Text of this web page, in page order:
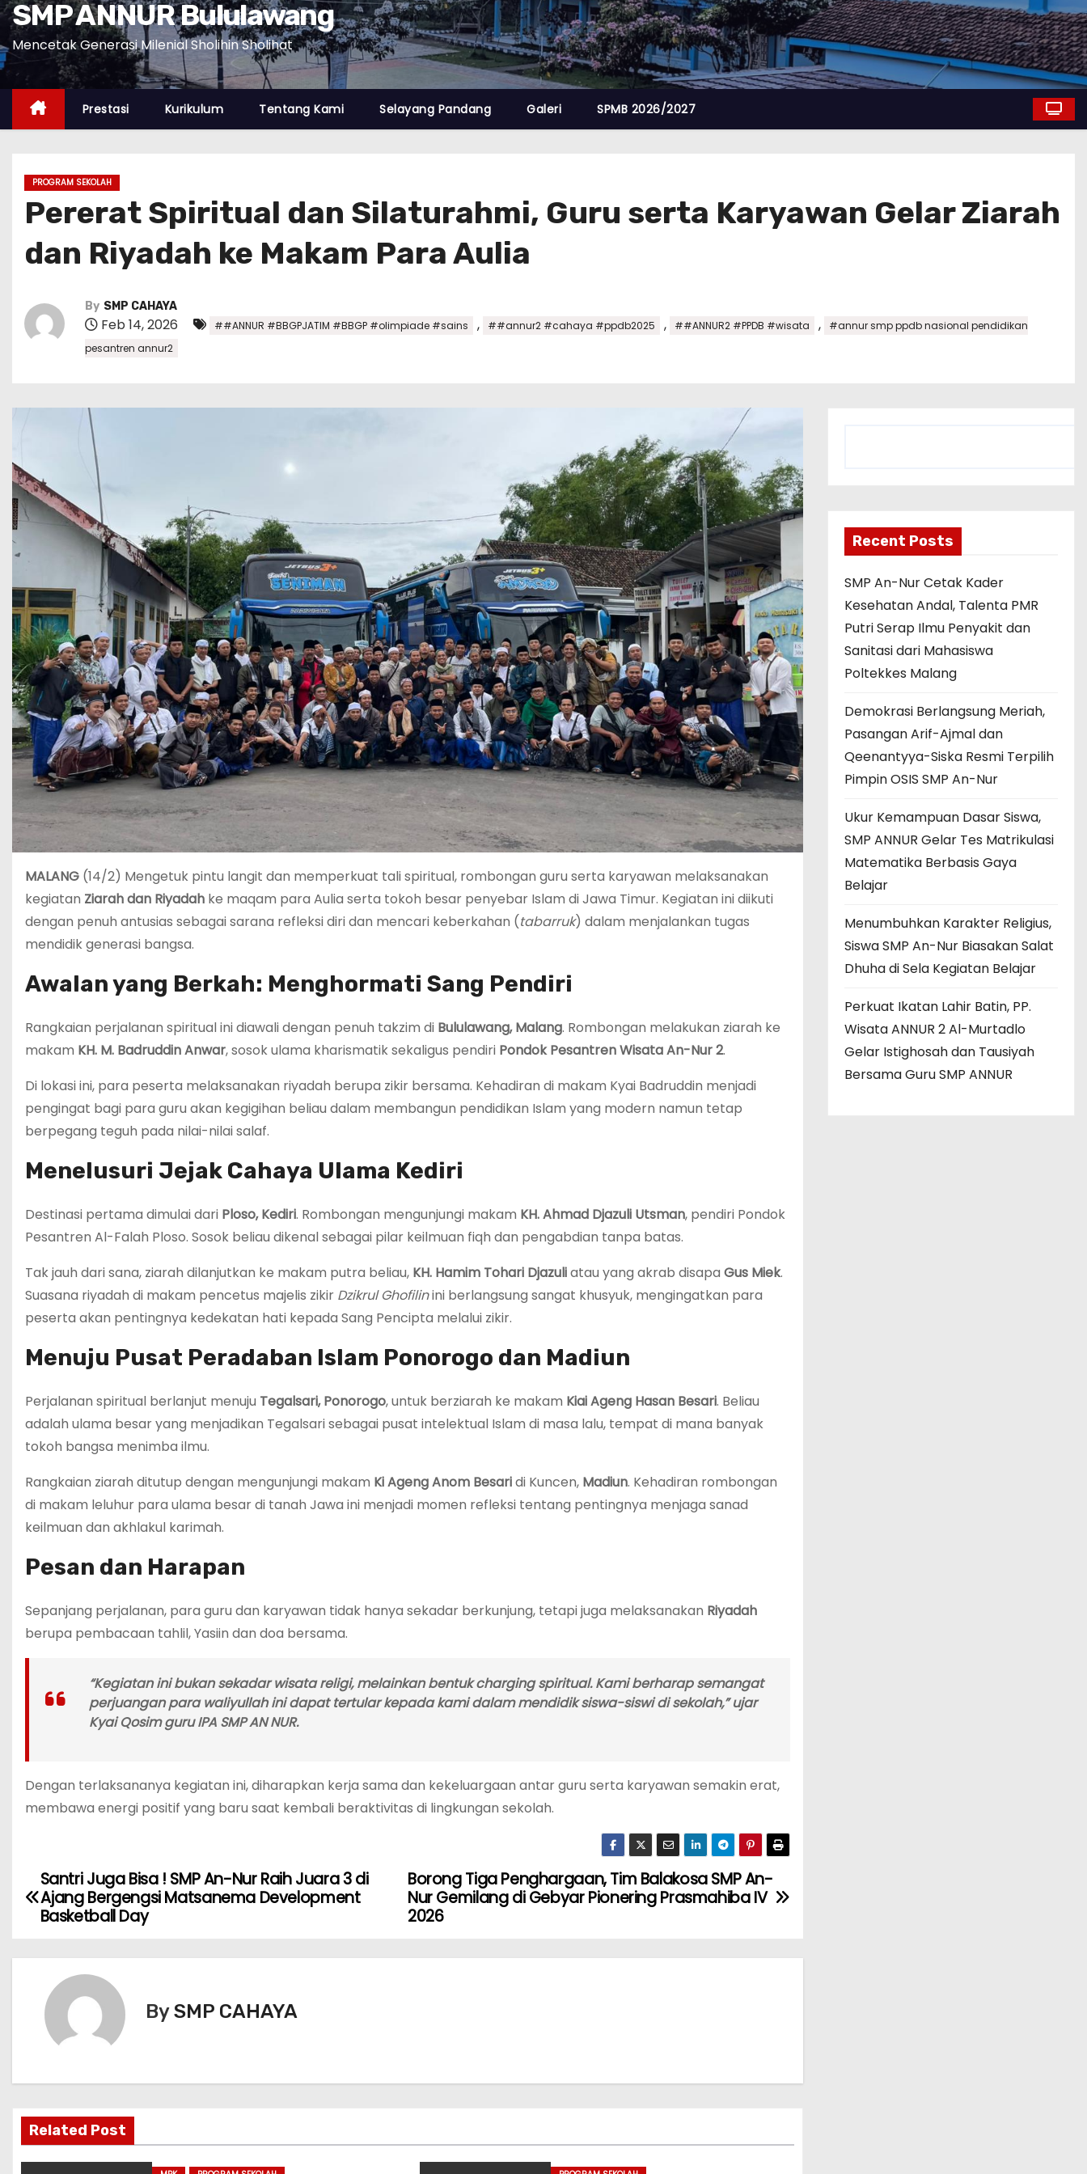
SMP ANNUR Bululawang
Mencetak Generasi Milenial Sholihin Sholihat
Prestasi Kurikulum Tentang Kami Selayang Pandang Galeri SPMB 2026/2027
PROGRAM SEKOLAH
Pererat Spiritual dan Silaturahmi, Guru serta Karyawan Gelar Ziarah
dan Riyadah ke Makam Para Aulia
By SMP CAHAYA
Feb 14, 2026 ##ANNUR #BBGPJATIM #BBGP #olimpiade #sains , ##annur2 #cahaya #ppdb2025 , ##ANNUR2 #PPDB #wisata ,
#annur smp ppdb nasional pendidikan
pesantren annur2
MALANG (14/2) Mengetuk pintu langit dan memperkuat tali spiritual, rombongan guru serta karyawan melaksanakan
kegiatan Ziarah dan Riyadah ke maqam para Aulia serta tokoh besar penyebar Islam di Jawa Timur. Kegiatan ini diikuti
dengan penuh antusias sebagai sarana refleksi diri dan mencari keberkahan (tabarruk) dalam menjalankan tugas
mendidik generasi bangsa.
Awalan yang Berkah: Menghormati Sang Pendiri
Rangkaian perjalanan spiritual ini diawali dengan penuh takzim di Bululawang, Malang. Rombongan melakukan ziarah ke
makam KH. M. Badruddin Anwar, sosok ulama kharismatik sekaligus pendiri Pondok Pesantren Wisata An-Nur 2.
Di lokasi ini, para peserta melaksanakan riyadah berupa zikir bersama. Kehadiran di makam Kyai Badruddin menjadi
pengingat bagi para guru akan kegigihan beliau dalam membangun pendidikan Islam yang modern namun tetap
berpegang teguh pada nilai-nilai salaf.
Menelusuri Jejak Cahaya Ulama Kediri
Destinasi pertama dimulai dari Ploso, Kediri. Rombongan mengunjungi makam KH. Ahmad Djazuli Utsman, pendiri Pondok
Pesantren Al-Falah Ploso. Sosok beliau dikenal sebagai pilar keilmuan fiqh dan pengabdian tanpa batas.
Tak jauh dari sana, ziarah dilanjutkan ke makam putra beliau, KH. Hamim Tohari Djazuliatau yang akrab disapa Gus Miek.
Suasana riyadah di makam pencetus majelis zikir Dzikrul Ghofilinini berlangsung sangat khusyuk, mengingatkan para
peserta akan pentingnya kedekatan hati kepada Sang Pencipta melalui zikir.
Menuju Pusat Peradaban Islam Ponorogo dan Madiun
Perjalanan spiritual berlanjut menuju Tegalsari, Ponorogo, untuk berziarah ke makam Kiai Ageng Hasan Besari. Beliau
adalah ulama besar yang menjadikan Tegalsari sebagai pusat intelektual Islam di masa lalu, tempat di mana banyak
tokoh bangsa menimba ilmu.
Rangkaian ziarah ditutup dengan mengunjungi makam Ki Ageng Anom Besaridi Kuncen, Madiun. Kehadiran rombongan
di makam leluhur para ulama besar di tanah Jawa ini menjadi momen refleksi tentang pentingnya menjaga sanad
keilmuan dan akhlakul karimah.
Pesan dan Harapan
Sepanjang perjalanan, para guru dan karyawan tidak hanya sekadar berkunjung, tetapi juga melaksanakan Riyadah
berupa pembacaan tahlil, Yasiin dan doa bersama.
“Kegiatan ini bukan sekadar wisata religi, melainkan bentukchargingspiritual. Kami berharap semangat
perjuangan para waliyullah ini dapat tertular kepada kami dalam mendidik siswa-siswi di sekolah,” ujar
Kyai Qosim guru IPA SMP AN NUR.
Dengan terlaksananya kegiatan ini, diharapkan kerja sama dan kekeluargaan antar guru serta karyawan semakin erat,
membawa energi positif yang baru saat kembali beraktivitas di lingkungan sekolah.
N
v
s
i
p
Borong Tiga Penghargaan, Tim Balakosa SMP An-
Nur Gemilang di Gebyar Pionering Prasmahiba IV
2026
Santri Juga Bisa ! SMP An-Nur Raih Juara 3 di
Ajang Bergengsi Matsanema Development
Basketball Day
BySMP CAHAYA
Related Post
Recent Posts
SMP An-Nur Cetak Kader
Kesehatan Andal, Talenta PMR
Putri Serap Ilmu Penyakit dan
Sanitasi dari Mahasiswa
Poltekkes Malang
Demokrasi Berlangsung Meriah,
Pasangan Arif-Ajmal dan
Qeenantyya-Siska Resmi Terpilih
Pimpin OSIS SMP An-Nur
Ukur Kemampuan Dasar Siswa,
SMP ANNUR Gelar Tes Matrikulasi
Matematika Berbasis Gaya
Belajar
Menumbuhkan Karakter Religius,
Siswa SMP An-Nur Biasakan Salat
Dhuha di Sela Kegiatan Belajar
Perkuat Ikatan Lahir Batin, PP.
Wisata ANNUR 2 Al-Murtadlo
Gelar Istighosah dan Tausiyah
Bersama Guru SMP ANNUR